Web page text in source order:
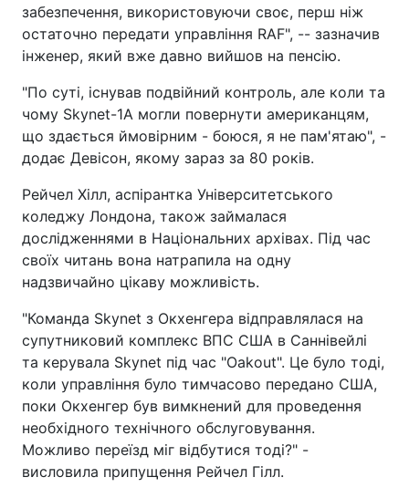
забезпечення, використовуючи своє, перш ніж
остаточно передати управління RAF", -- зазначив
інженер, який вже давно вийшов на пенсію.
"По суті, існував подвійний контроль, але коли та
чому Skynet-1A могли повернути американцям,
що здається ймовірним - боюся, я не пам'ятаю", -
додає Девісон, якому зараз за 80 років.
Рейчел Хілл, аспірантка Університетського
коледжу Лондона, також займалася
дослідженнями в Національних архівах. Під час
своїх читань вона натрапила на одну
надзвичайно цікаву можливість.
"Команда Skynet з Окхенгера відправлялася на
супутниковий комплекс ВПС США в Саннівейлі
та керувала Skynet під час "Oakout". Це було тоді,
коли управління було тимчасово передано США,
поки Окхенгер був вимкнений для проведення
необхідного технічного обслуговування.
Можливо переїзд міг відбутися тоді?" -
висловила припущення Рейчел Гілл.